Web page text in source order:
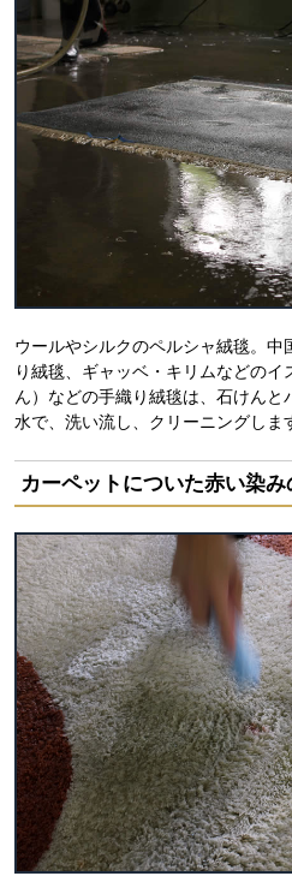
ウールやシルクのペルシャ絨毯。
り絨毯、ギャッベ・キリムなどの
ん）などの手織り絨毯は、石けん
水で、洗い流し、クリーニングしま
カーペットについた赤い染